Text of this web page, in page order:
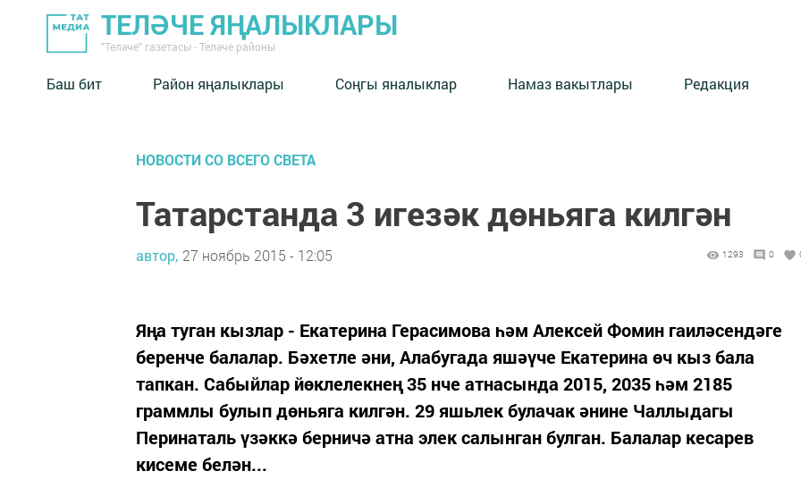
ТЕЛӘЧЕ ЯҢАЛЫКЛАРЫ
"Теләче" газетасы - Теләче районы
Баш бит Район яңалыклары Соңгы яналыклар Намаз вакытлары Редакция
НОВОСТИ СО ВСЕГО СВЕТА
Татарстанда 3 игезәк дөньяга килгән
автор, 27 ноябрь 2015 - 12:05 1293 0
Яңа туган кызлар - Екатерина Герасимова һәм Алексей Фомин гаиләсендәге
беренче балалар. Бәхетле әни, Алабугада яшәүче Екатерина өч кыз бала
тапкан. Сабыйлар йөклелекнең 35 нче атнасында 2015, 2035 һәм 2185
граммлы булып дөньяга килгән. 29 яшьлек булачак әнине Чаллыдагы
Перинаталь үзәккә берничә атна элек салынган булган. Балалар кесарев
кисеме белән...